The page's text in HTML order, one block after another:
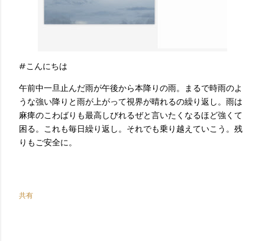
#こんにちは
午前中一旦止んだ雨が午後から本降りの雨。まるで時雨のよ
うな強い降りと雨が上がって視界が晴れるの繰り返し。雨は
麻痺のこわばりも最高しびれるぜと言いたくなるほど強くて
困る。これも毎日繰り返し。それでも乗り越えていこう。残
りもご安全に。
共有